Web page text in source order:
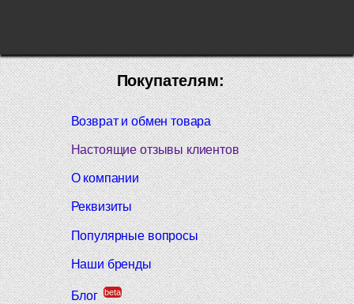
Покупателям:
Возврат и обмен товара
Настоящие отзывы клиентов
О компании
Реквизиты
Популярные вопросы
Наши бренды
Блог beta